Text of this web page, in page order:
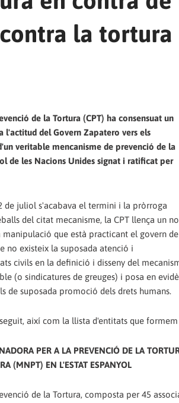
la tortura
de la Tortura (CPT) ha consensuat un
l'actitud del Govern Zapatero vers els
veritable mencanisme de prevenció de la
de les Nacions Unides signat i ratificat per
de juliol s'acabava el termini i la pròrroga
del citat mecanisme, la CPT llença un
que està practicant el govern de
no existeix la suposada atenció i
civils en la definició i disseny del
(o sindicatures de greuges) i posa en
de suposada promoció dels drets humans.
així com la llista d'entitats que
PER A LA PREVENCIÓ DE LA
(MNPT) EN L'ESTAT ESPANYOL
de la Tortura, composta per 45